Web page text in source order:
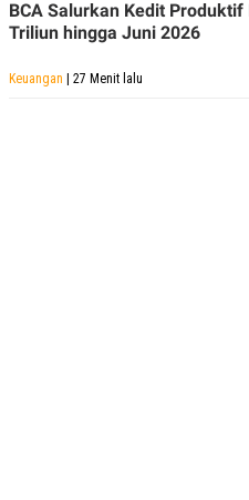
BCA Salurkan Kedit Produktif
Triliun hingga Juni 2026
Keuangan | 27 Menit lalu